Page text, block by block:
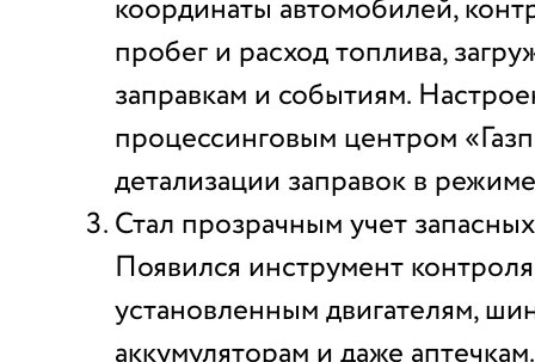
координаты автомобилей,
пробег и расход топлива,
заправкам и событиям.
процессинговым центром
детализации заправок в
Стал прозрачным учет
Появился инструмент
установленным двигателям,